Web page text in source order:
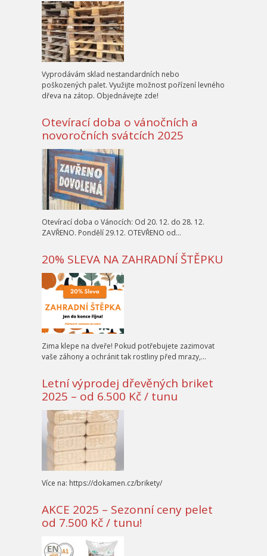
Vyprodávám sklad nestandardních nebo
poškozených palet. Využijte možnost pořízení levného
dřeva na zátop. Objednávejte zde!
Otevírací doba o vánočních a
novoročních svátcích 2025
Otevírací doba o Vánocích: Od 20. 12. do 28. 12.
ZAVŘENO. Pondělí 29.12. OTEVŘENO od…
20% SLEVA NA ZAHRADNÍ ŠTĚPKU
Zima klepe na dveře! Pokud potřebujete zazimovat
vaše záhony a ochránit tak rostliny před mrazy,…
Letní výprodej dřevěných briket
2025 – od 6.500 Kč / tunu
Více na: https://dokamen.cz/brikety/
AKCE 2025 – Sezonní ceny pelet
od 7.500 Kč / tunu!